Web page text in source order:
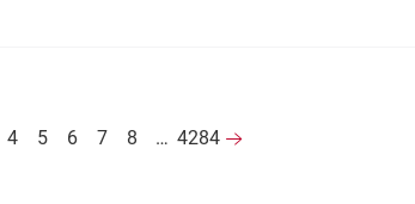
4 5 6 7 8 … 4284